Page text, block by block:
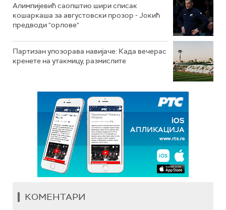
Алимпијевић саопштио шири списак
кошаркаша за августовски прозор - Јокић
предводи "орлове"
Партизан упозорава навијаче: Када вечерас
кренете на утакмицу, размислите
КОМЕНТАРИ